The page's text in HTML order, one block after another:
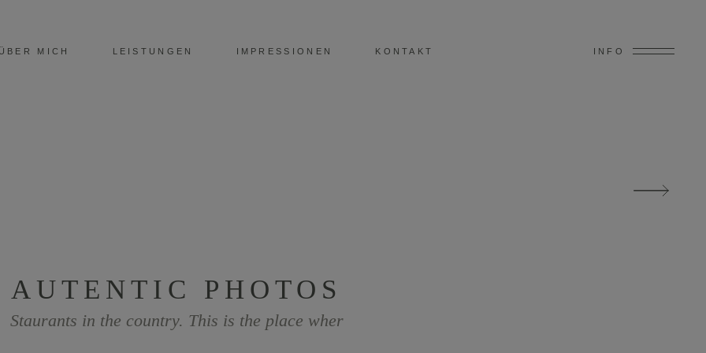
MICH LEISTUNGEN IMPRESSIONEN KONTAKT INFO
AUTENTIC PHOTOS
Staurants in the country. This is the place wher